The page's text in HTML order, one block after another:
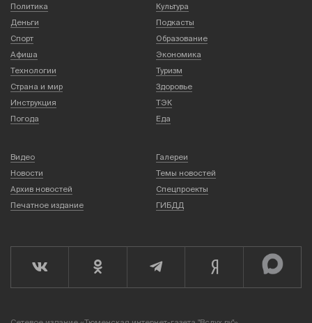
Политика
Культура
Деньги
Подкасты
Спорт
Образование
Афиша
Экономика
Технологии
Туризм
Страна и мир
Здоровье
Инструкция
ТЭК
Погода
Еда
Видео
Галереи
Новости
Темы новостей
Архив новостей
Спецпроекты
Печатное издание
ГИБДД